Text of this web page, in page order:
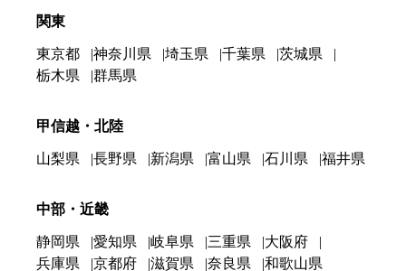
関東
東京都 神奈川県 埼玉県 千葉県
茨城県
栃木県
群馬県
甲信越・北陸
山梨県 長野県 新潟県 富山県 石川県 福井県
中部・近畿
静岡県 愛知県 岐阜県 三重県
大阪府
兵庫県
京都府 滋賀県 奈良県 和歌山県